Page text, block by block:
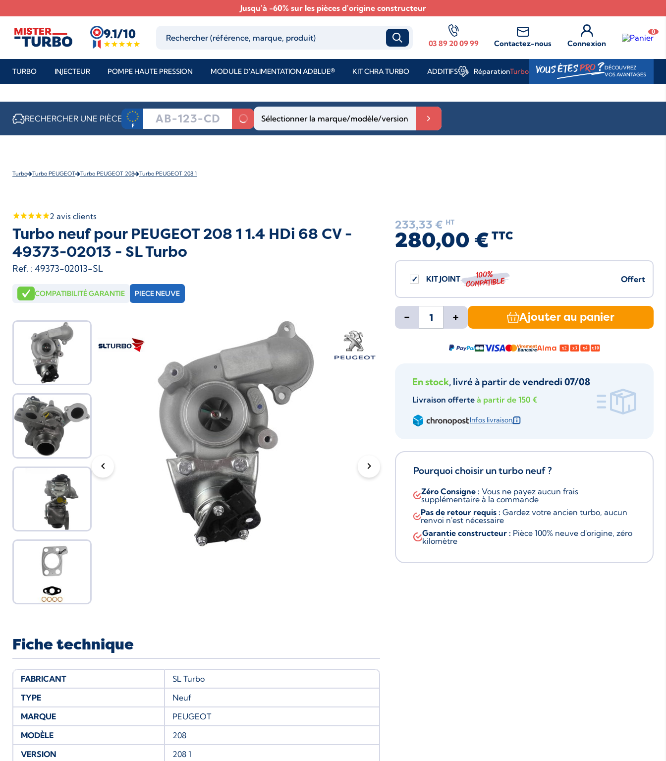
Jusqu'à -60% sur les pièces d'origine constructeur
9.1/10
03 89 20 09 99 Contactez-nous Connexion
0
TURBO INJECTEUR POMPE HAUTE PRESSION MODULE D'ALIMENTATION ADBLUE® KIT CHRA TURBO ADDITIFS RéparationTurbo VOUS ÊTESPRO?DÉCOUVREZ
VOS AVANTAGES
RECHERCHER UNE PIÈCE Sélectionner la marque/modèle/version
Turbo Turbo PEUGEOT Turbo PEUGEOT 208 Turbo PEUGEOT 208 1
2 avis clients
Turbo neuf pour PEUGEOT 208 1 1.4 HDi 68 CV -
49373-02013 - SL Turbo
Ref. : 49373-02013-SL
COMPATIBILITÉ GARANTIE PIECE NEUVE
chevron_left chevron_right
233,33 € HT
280,00 € TTC
KIT JOINT 100%
compatible Offert
- + Ajouter au panier
En stock, livré à partir devendredi 07/08
Livraison offerteà partir de 150 €
Infos livraison
Pourquoi choisir un turbo neuf ?
Zéro Consigne : Vous ne payez aucun frais
supplémentaire à la commande
Pas de retour requis : Gardez votre ancien turbo, aucun
renvoi n'est nécessaire
Garantie constructeur : Pièce 100% neuve d'origine, zéro
kilomètre
Fiche technique
FABRICANT
SL Turbo
TYPE
Neuf
MARQUE
PEUGEOT
MODÈLE
208
VERSION
208 1